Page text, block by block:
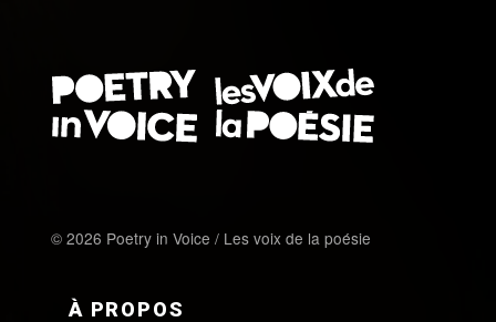
© 2026 Poetry in Voice / Les voix de la poésie
À PROPOS